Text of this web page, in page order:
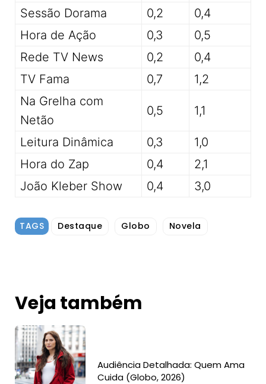
Sessão Dorama
0,2
0,4
Hora de Ação
0,3
0,5
Rede TV News
0,2
0,4
TV Fama
0,7
1,2
Na Grelha com
Netão
0,5 1,1
Leitura Dinâmica 0,3
1,0
Hora do Zap
0,4
2,1
João Kleber Show
0,4 3,0
TAGS Destaque Globo Novela
Veja também
Audiência Detalhada: Quem Ama
Cuida (Globo, 2026)